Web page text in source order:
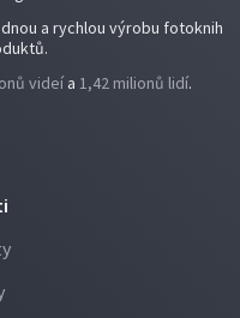
a rychlou výrobu fotoknih
videí a 1,42 milionů lidí.